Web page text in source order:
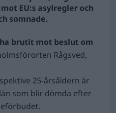
EU:s asylregler och
somnade.
brutit mot beslut om
Rågsved,
25-årsåldern är
som blir dömda efter